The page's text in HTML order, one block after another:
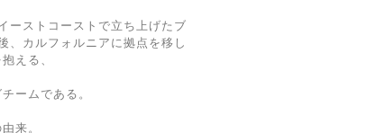
ーストコーストで立ち上げたブ
、カルフォルニアに拠点を移し
える、
ームである。
来。